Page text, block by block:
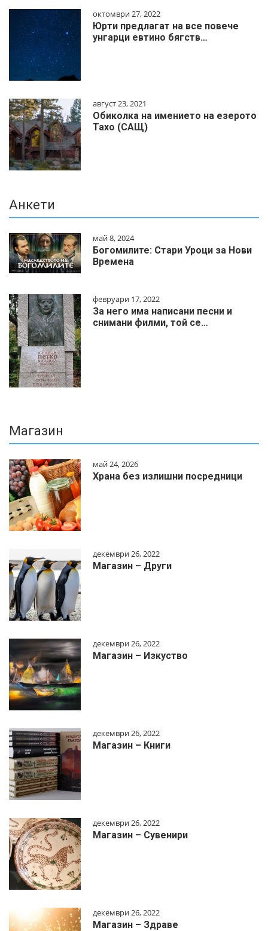
октомври 27, 2022
Юрти предлагат на все повече
унгарци евтино бягств…
август 23, 2021
Обиколка на имението на езерото
Тахо (САЩ)
Анкети
май 8, 2024
Богомилите: Стари Уроци за Нови
Времена
февруари 17, 2022
За него има написани песни и
снимани филми, той се…
Магазин
май 24, 2026
Храна без излишни посредници
декември 26, 2022
Магазин – Други
декември 26, 2022
Магазин – Изкуство
декември 26, 2022
Магазин – Книги
декември 26, 2022
Магазин – Сувенири
декември 26, 2022
Магазин – Здраве